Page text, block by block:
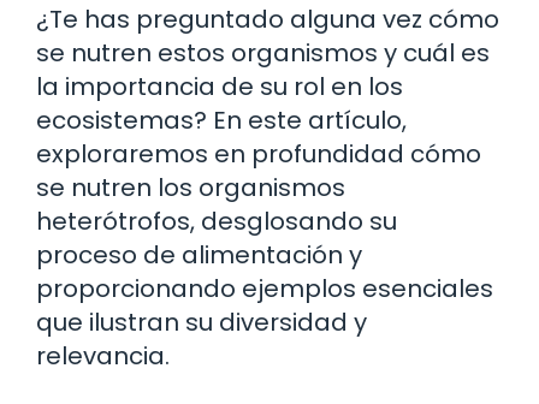
¿Te has preguntado alguna vez cómo
se nutren estos organismos y cuál es
la importancia de su rol en los
ecosistemas? En este artículo,
exploraremos en profundidad cómo
se nutren los organismos
heterótrofos, desglosando su
proceso de alimentación y
proporcionando ejemplos esenciales
que ilustran su diversidad y
relevancia.